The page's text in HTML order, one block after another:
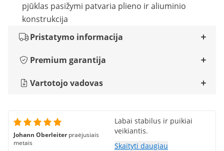
pjūklas pasižymi patvaria plieno ir aliuminio
konstrukcija
Pristatymo informacija
Premium garantija
Vartotojo vadovas
Johann Oberleiterpraėjusiais
metais
Labai stabilus ir puikiai
veikiantis.
Skaityti daugiau